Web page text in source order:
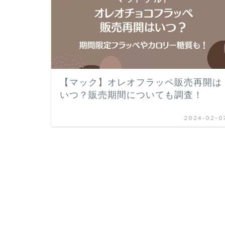
【マック】オレオフラッペ販売再開は
いつ？販売期間についても調査！
2024-02-